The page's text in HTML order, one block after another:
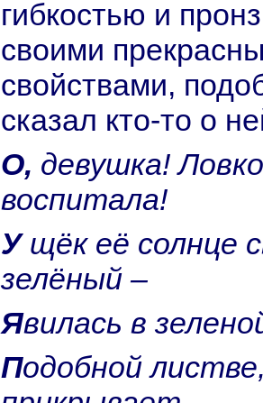
гибкoстью и
своими
свойствами,
сказал кто-то о
О, девушка! Ловкoсть её
воспитала!
У щёк её солнце свой блеск
зелёный –
Явилась в
Подобной листве, что гpaнaт